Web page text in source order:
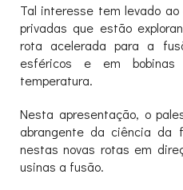
Tal interesse tem levado
privadas que estão
rota acelerada para a
esféricos e em bobinas
temperatura.
Nesta apresentação, o
abrangente da ciência da
nestas novas rotas em
usinas a fusão.